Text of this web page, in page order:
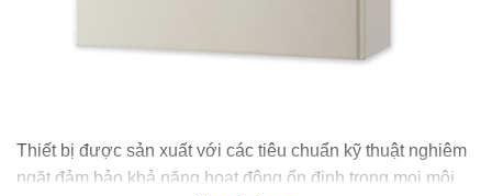
Thiết bị được sản xuất với các tiêu chuẩn kỹ thuật nghiêm
ngặt đảm bảo khả năng hoạt động ổn định trong mọi môi